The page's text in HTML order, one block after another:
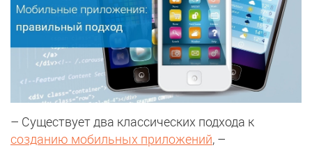
– Существует два классических подхода к
созданию мобильных приложений, –